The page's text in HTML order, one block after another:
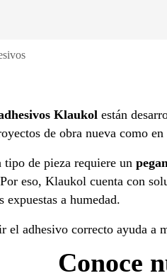
Klaukol están
de obra nueva como
tipo de pieza requiere un
eso, Klaukol cuenta con
expuestas a humedad.
el adhesivo correcto ayuda a
Conoce